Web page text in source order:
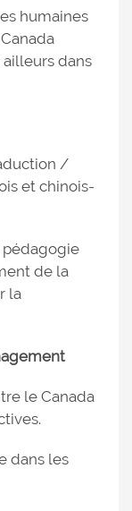
humaines
dans
/
et chinois-
de la
la
le Canada
dans les